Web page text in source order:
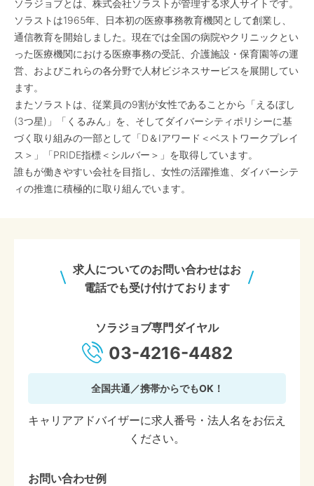
ソラジョブとは、株式会社ソラストが管理する求人サイトです。
ソラストは1965年、日本初の医療事務教育機関として創業し、
通信教育を開始しました。現在では全国の病院やクリニックとい
った医療機関における医療事務の受託、介護施設・保育園等の運
営、およびこれらの各分野で人材ビジネスサービスを展開してい
ます。
またソラストは、従業員の9割が女性であることから「えるぼし
(3つ星)」「くるみん」を、そしてダイバーシティポリシーに基
づく取り組みの一部として「D＆Iアワード＜ベストワークプレイ
ス＞」「PRIDE指標＜シルバー＞」を取得しています。
誰もが働きやすい会社を目指し、女性の活躍推進、ダイバーシテ
ィの推進に積極的に取り組んでいます。
求人についてのお問い合わせはお
電話でも受け付けております
ソラジョブ専門ダイヤル
03-4216-4482
全国共通／携帯からでもOK！
キャリアアドバイザーに求人番号・法人名をお伝え
ください。
お問い合わせ例